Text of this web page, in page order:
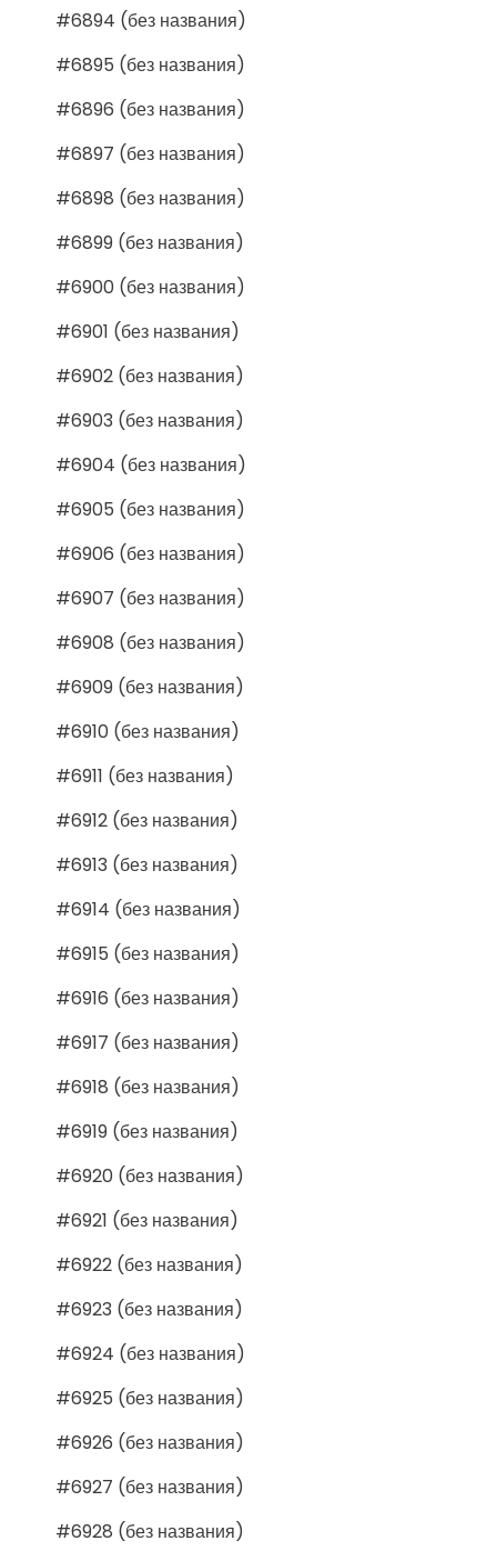
#6894 (без названия)
#6895 (без названия)
#6896 (без названия)
#6897 (без названия)
#6898 (без названия)
#6899 (без названия)
#6900 (без названия)
#6901 (без названия)
#6902 (без названия)
#6903 (без названия)
#6904 (без названия)
#6905 (без названия)
#6906 (без названия)
#6907 (без названия)
#6908 (без названия)
#6909 (без названия)
#6910 (без названия)
#6911 (без названия)
#6912 (без названия)
#6913 (без названия)
#6914 (без названия)
#6915 (без названия)
#6916 (без названия)
#6917 (без названия)
#6918 (без названия)
#6919 (без названия)
#6920 (без названия)
#6921 (без названия)
#6922 (без названия)
#6923 (без названия)
#6924 (без названия)
#6925 (без названия)
#6926 (без названия)
#6927 (без названия)
#6928 (без названия)